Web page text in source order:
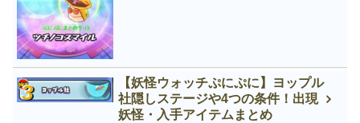
【妖怪ウォッチぷにぷに】ヨップル
社隠しステージや4つの条件！出現
妖怪・入手アイテムまとめ